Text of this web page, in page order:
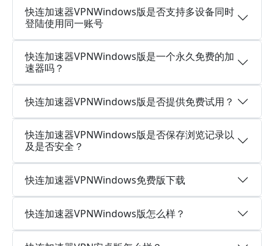
快连加速器VPNWindows版是否支持多设备同时
登陆使用同一账号
快连加速器VPNWindows版是一个永久免费的加
速器吗？
快连加速器VPNWindows版是否提供免费试用？
快连加速器VPNWindows版是否保存浏览记录以
及是否安全？
快连加速器VPNWindows免费版下载
快连加速器VPNWindows版怎么样？